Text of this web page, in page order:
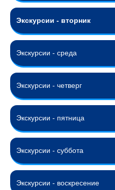
Экскурсии - вторник
Экскурсии - среда
Экскурсии - четверг
Экскурсии - пятница
Экскурсии - суббота
Экскурсии - воскресение